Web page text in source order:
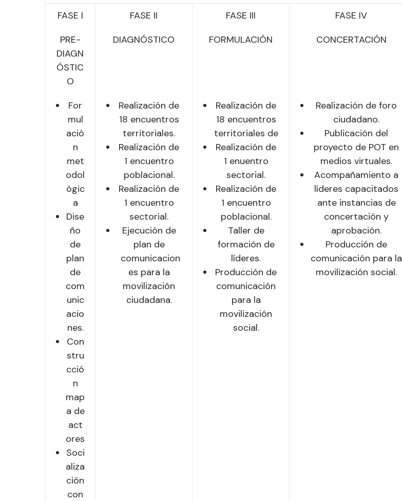
FASE I FASE II FASE III FASE IV
PRE-
DIAGN
ÓSTIC
O
DIAGNÓSTICO FORMULACIÓN CONCERTACIÓN
For
mul
ació
n
met
odol
ógic
a
Dise
ño
de
plan
de
com
unic
acio
nes.
Con
stru
cció
n
map
a de
act
ores
Soci
aliza
ción
con
Realización de
18 encuentros
territoriales.
Realización de
1 encuentro
poblacional.
Realización de
1 encuentro
sectorial.
Ejecución de
plan de
comunicacion
es para la
movilización
ciudadana.
Realización de
18 encuentros
territoriales de
Realización de
1 enuentro
sectorial.
Realización de
1 encuentro
poblacional.
Taller de
formación de
líderes.
Producción de
comunicación
para la
movilización
social.
Realización de foro
ciudadano.
Publicación del
proyecto de POT en
medios virtuales.
Acompañamiento a
líderes capacitados
ante instancias de
concertación y
aprobación.
Producción de
comunicación para la
movilización social.